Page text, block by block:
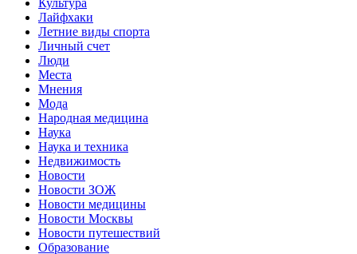
Лайфхаки
Летние виды спорта
Личный счет
Люди
Места
Мнения
Мода
Народная медицина
Наука
Наука и техника
Недвижимость
Новости
Новости ЗОЖ
Новости медицины
Новости Москвы
Новости путешествий
Образование